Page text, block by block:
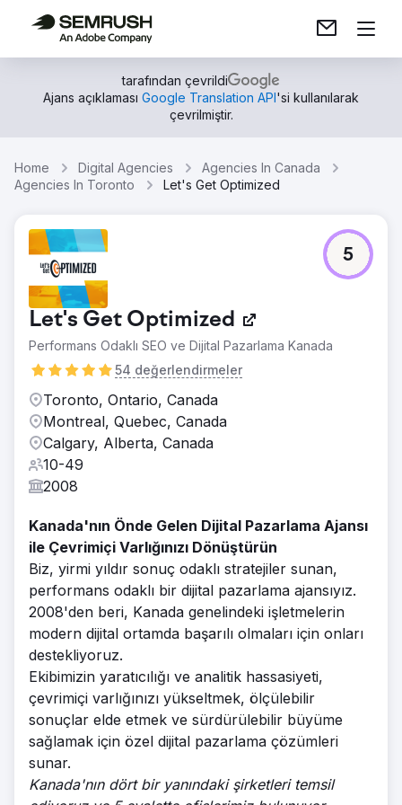
tarafından çevrildi
Ajans açıklaması Google Translation API'si kullanılarak
çevrilmiştir.
Home Digital Agencies
Agencies In Canada
Agencies In Toronto
Let's Get Optimized
Let's Get Optimized
Performans Odaklı SEO ve Dijital Pazarlama Kanada
54 değerlendirmeler
5
Toronto, Ontario, Canada
Montreal, Quebec, Canada
Calgary, Alberta, Canada
10-49
2008
Kanada'nın Önde Gelen Dijital Pazarlama Ajansı
ile Çevrimiçi Varlığınızı Dönüştürün
Biz, yirmi yıldır sonuç odaklı stratejiler sunan,
performans odaklı bir dijital pazarlama ajansıyız.
2008'den beri, Kanada genelindeki işletmelerin
modern dijital ortamda başarılı olmaları için onları
destekliyoruz.
Ekibimizin yaratıcılığı ve analitik hassasiyeti,
çevrimiçi varlığınızı yükseltmek, ölçülebilir
sonuçlar elde etmek ve sürdürülebilir büyüme
sağlamak için özel dijital pazarlama çözümleri
sunar.
Kanada'nın dört bir yanındaki şirketleri temsil